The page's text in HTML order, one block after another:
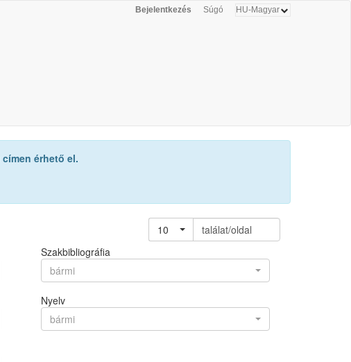
Bejelentkezés Súgó
címen érhető el.
10
találat/oldal
Szakbibliográfia
bármi
Nyelv
bármi